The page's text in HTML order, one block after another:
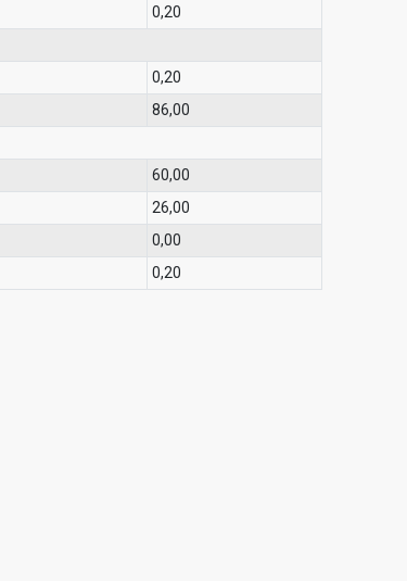
0,20
0,20
86,00
60,00
26,00
0,00
0,20